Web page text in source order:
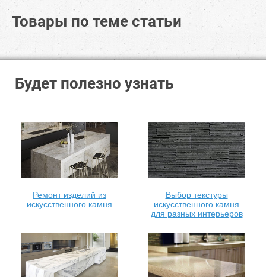
Товары по теме статьи
Будет полезно узнать
Ремонт изделий из
искусственного камня
Выбор текстуры
искусственного камня
для разных интерьеров